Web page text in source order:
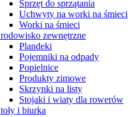
Sprzęt do sprzątania
Uchwyty na worki na śmieci
Worki na śmieci
zewnętrzne
Plandeki
Pojemniki na odpady
Popielnice
Produkty zimowe
Skrzynki na listy
Stojaki i wiaty dla rowerów
i biurka